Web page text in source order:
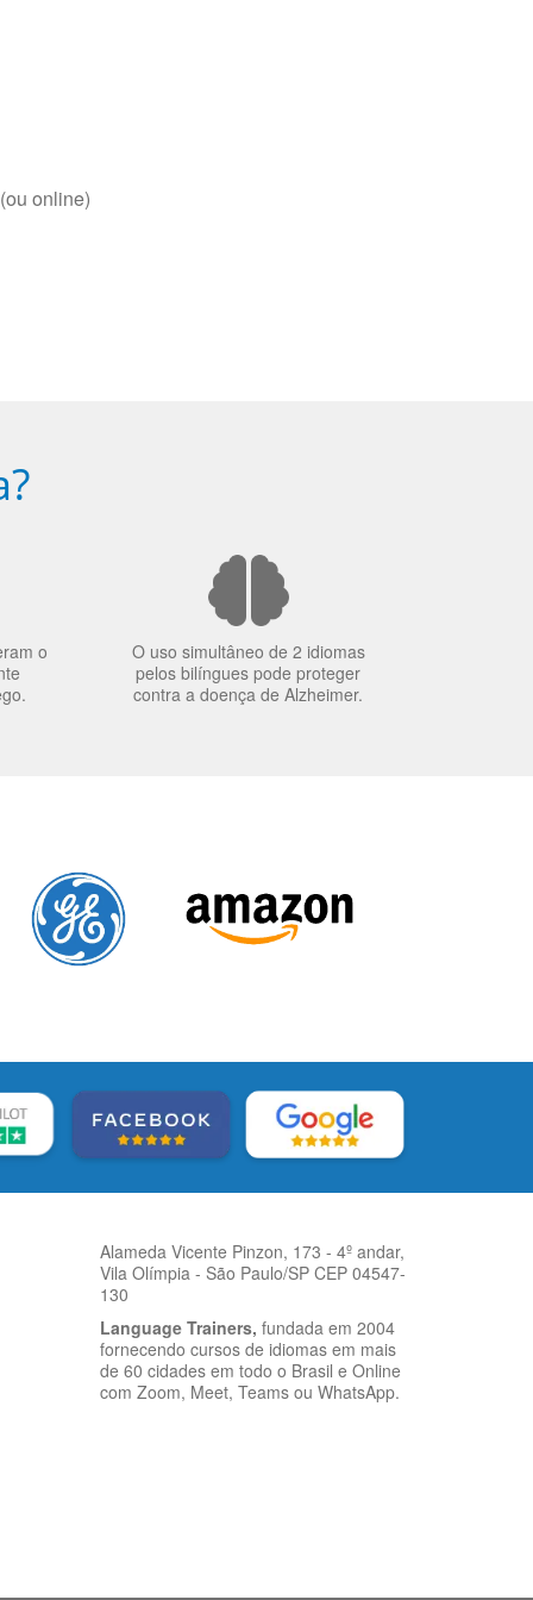
online)
o
O uso simultâneo de 2 idiomas
pelos bilíngues pode proteger
contra a doença de Alzheimer.
Alameda Vicente Pinzon, 173 - 4º andar,
Vila Olímpia - São Paulo/SP CEP 04547-
130
Language Trainers, fundada em 2004
fornecendo cursos de idiomas em mais
de 60 cidades em todo o Brasil e Online
com Zoom, Meet, Teams ou WhatsApp.